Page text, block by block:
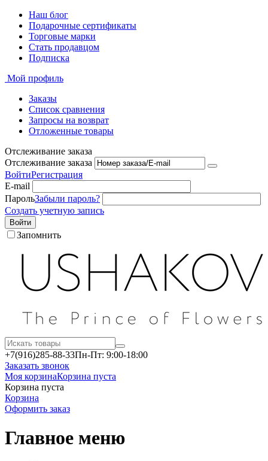
Наш блог
Подарочные сертификаты
Торговые марки
Стать продавцом
Подписка
Мой профиль
Заказы
Список сравнения
Запросы на возврат
Отложенные товары
Отслеживание заказа
Отслеживание заказа
ВойтиРегистрация
E-mail
ПарольЗабыли пароль?
Создать учетную запись
Войти
Запомнить
+7(916)285-88-33Пн-Пт: 9:00-18:00
Заказать звонок
Моя корзинаКорзина пуста
Корзина пуста
Корзина
Оформить заказ
Главное меню